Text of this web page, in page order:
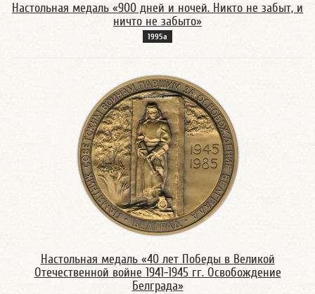
Настольная медаль «900 дней и ночей. Никто не забыт, и
ничто не забыто»
1995а
Настольная медаль «40 лет Победы в Великой
Отечественной войне 1941-1945 гг. Освобождение
Белграда»